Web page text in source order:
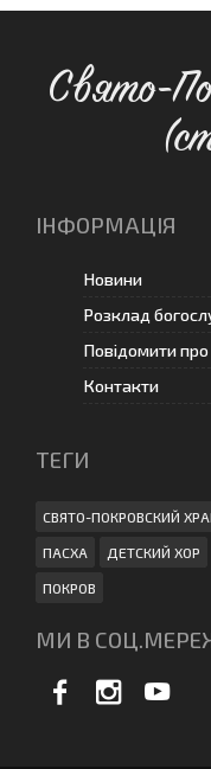
Свято-
ІНФОРМАЦІЯ
Новини
Розклад
Повідомити
Контакти
ТЕГИ
СВЯТО-ПОКРОВСКИЙ
ПАСХА ДЕТСКИЙ ХОР
ПОКРОВ
МИ В